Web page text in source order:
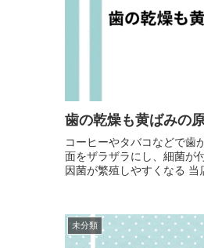
歯の乾燥も黄ばみの
コーヒーやタバコなどで歯
面をザラザラにし、細菌が
因菌が繁殖しやすくなる 当店の医療セルフホワイトニング
は、歯を白くするだけでは
未分類